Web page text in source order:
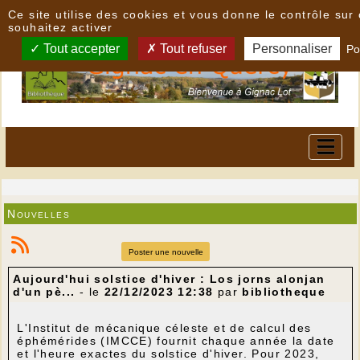
Nouvelles
Poster une nouvelle
Aujourd'hui solstice d'hiver : Los jorns alonjan
d'un pè... - le 22/12/2023 12:38 par bibliotheque
L'Institut de mécanique céleste et de calcul des
éphémérides (IMCCE) fournit chaque année la date
et l'heure exactes du solstice d'hiver. Pour 2023,
Ce site utilise des cookies et vous donne le contrôle sur
souhaitez activer
Tout accepter Tout refuser Personnaliser